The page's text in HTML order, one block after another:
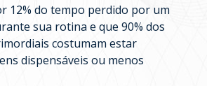
12% do tempo perdido por um
sua rotina e que 90% dos
costumam estar
dispensáveis ou menos